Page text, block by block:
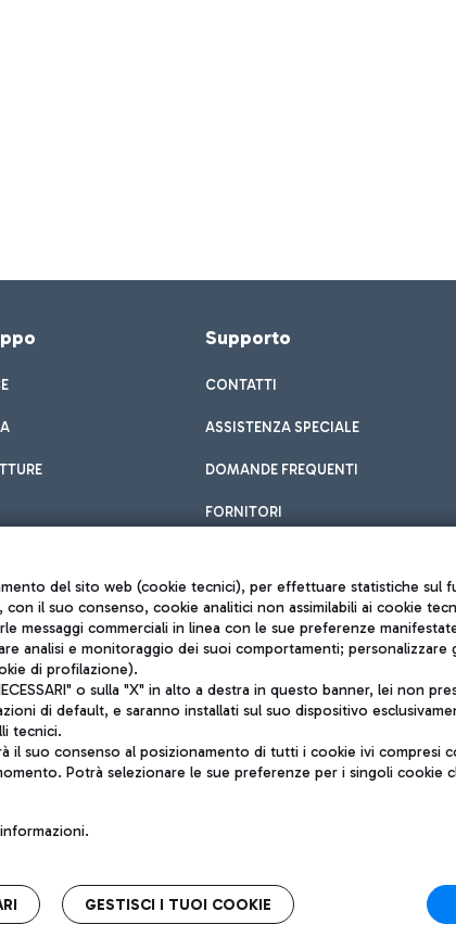
Supporto
CONTATTI
ASSISTENZA SPECIALE
DOMANDE FREQUENTI
FORNITORI
S.p.A.
Note legali
Mappa sito
Accessibilità
QUALITÀ
del sito web (cookie tecnici), per effettuare statistiche sul
il suo consenso, cookie analitici non assimilabili ai cookie
messaggi commerciali in linea con le sue preferenze
analisi e monitoraggio dei suoi comportamenti; personalizzare
di profilazione).
o sulla "X" in alto a destra in questo banner, lei non
di default, e saranno installati sul suo dispositivo
tecnici.
il suo consenso al posizionamento di tutti i cookie ivi
Potrà selezionare le sue preferenze per i singoli cookie
GESTISCI I TUOI COOKIE